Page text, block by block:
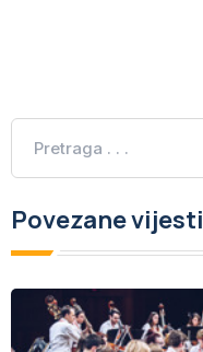
Povezane vijesti